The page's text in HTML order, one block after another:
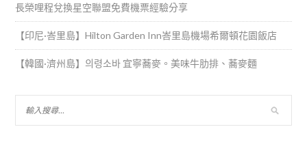
長榮哩程兌換星空聯盟免費機票經驗分享
【印尼·峇里島】Hilton Garden Inn峇里島機場希爾頓花園飯店
【韓國·濟州島】의령소바 宜寧蕎麥。美味牛肋排、蕎麥麵